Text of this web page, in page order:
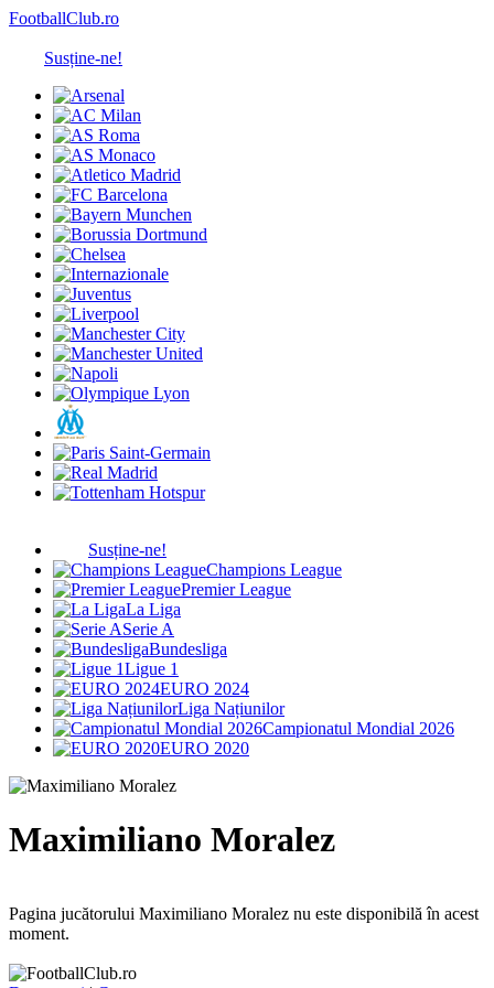
FootballClub.ro
Susține-ne!
Susține-ne!
Champions League
Premier League
La Liga
Serie A
Bundesliga
Ligue 1
EURO 2024
Liga Națiunilor
Campionatul Mondial 2026
EURO 2020
Maximiliano Moralez
Pagina jucătorului Maximiliano Moralez nu este disponibilă în acest
moment.